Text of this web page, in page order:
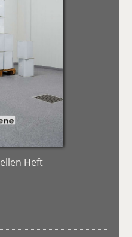
Heft